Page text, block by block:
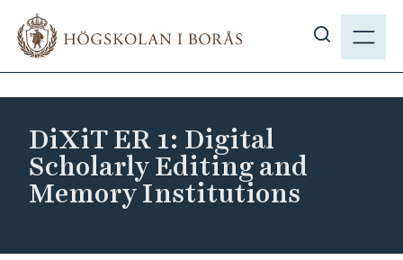
a
N
Y
i
s
s
ö
DiXiT ER 1: Digital
Scholarly Editing and
Memory Institutions